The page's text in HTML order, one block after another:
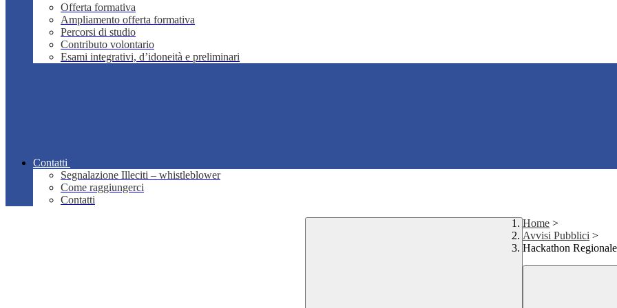
Offerta formativa
Ampliamento offerta formativa
Percorsi di studio
Contributo volontario
Esami integrativi, d’idoneità e preliminari
Contatti
Segnalazione Illeciti – whistleblower
Come raggiungerci
Contatti
Home >
Avvisi Pubblici >
Hackathon